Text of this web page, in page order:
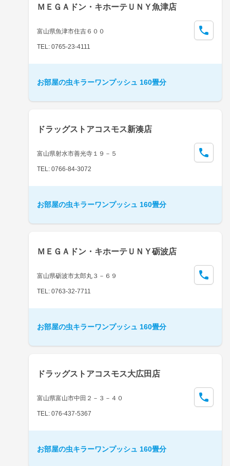
ＭＥＧＡドン・キホーテＵＮＹ魚津店
富山県魚津市住吉６００
TEL: 0765-23-4111
お部屋の虫キラーワンプッシュ 160畳分
ドラッグストアコスモス新湊店
富山県射水市善光寺１９－５
TEL: 0766-84-3072
お部屋の虫キラーワンプッシュ 160畳分
ＭＥＧＡドン・キホーテＵＮＹ砺波店
富山県砺波市太郎丸３－６９
TEL: 0763-32-7711
お部屋の虫キラーワンプッシュ 160畳分
ドラッグストアコスモス大広田店
富山県富山市中田２－３－４０
TEL: 076-437-5367
お部屋の虫キラーワンプッシュ 160畳分